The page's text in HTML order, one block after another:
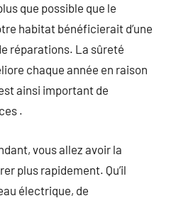
que possible que le
habitat bénéficierait d’une
réparations. La sûreté
chaque année en raison
ainsi important de
.
vous allez avoir la
plus rapidement. Qu’il
électrique, de